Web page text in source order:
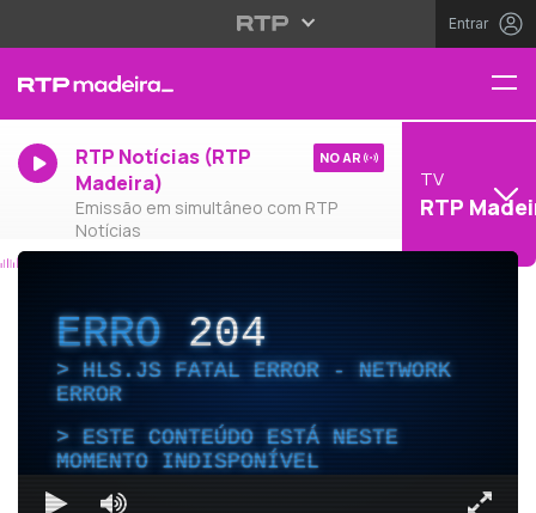
Entrar
RTP Notícias (RTP
Madeira)
Emissão em simultâneo com RTP
Notícias
NO AR
TV
RTP
ERRO204
HLS.JS FATAL ERROR - NETWORK
ERROR
ESTE CONTEÚDO ESTÁ NESTE
MOMENTO INDISPONÍVEL